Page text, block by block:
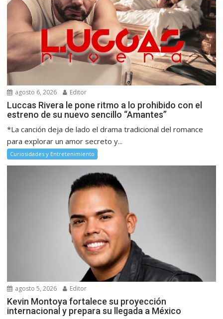
agosto 6, 2026 Editor
Luccas Rivera le pone ritmo a lo prohibido con el
estreno de su nuevo sencillo “Amantes”
*La canción deja de lado el drama tradicional del romance
para explorar un amor secreto y...
Curiosidades y Entretenimiento
agosto 5, 2026 Editor
Kevin Montoya fortalece su proyección
internacional y prepara su llegada a México